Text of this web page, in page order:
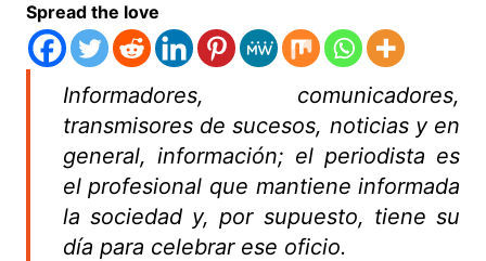
Spread the love
Informadores, comunicadores,
transmisores de sucesos, noticias y en
general, información; el periodista es
el profesional que mantiene informada
la sociedad y, por supuesto, tiene su
día para celebrar ese oficio.